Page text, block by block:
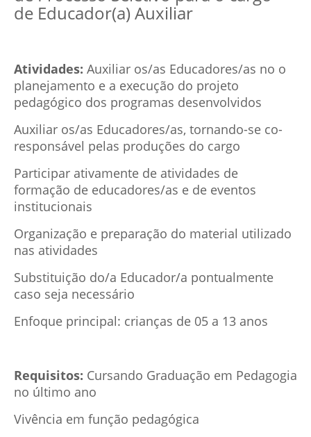
de Educador(a) Auxiliar
Atividades: Auxiliar os/as Educadores/as no o
planejamento e a execução do projeto
pedagógico dos programas desenvolvidos
Auxiliar os/as Educadores/as, tornando-se co-
responsável pelas produções do cargo
Participar ativamente de atividades de
formação de educadores/as e de eventos
institucionais
Organização e preparação do material utilizado
nas atividades
Substituição do/a Educador/a pontualmente
caso seja necessário
Enfoque principal: crianças de 05 a 13 anos
Requisitos: Cursando Graduação em Pedagogia
no último ano
Vivência em função pedagógica